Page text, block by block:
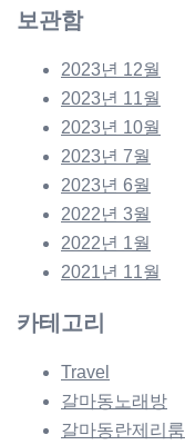
보관함
2023년 12월
2023년 11월
2023년 10월
2023년 7월
2023년 6월
2022년 3월
2022년 1월
2021년 11월
카테고리
Travel
갈마동노래방
갈마동란제리룸